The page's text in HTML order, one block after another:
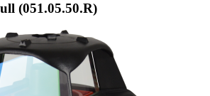
(051.05.50.R)